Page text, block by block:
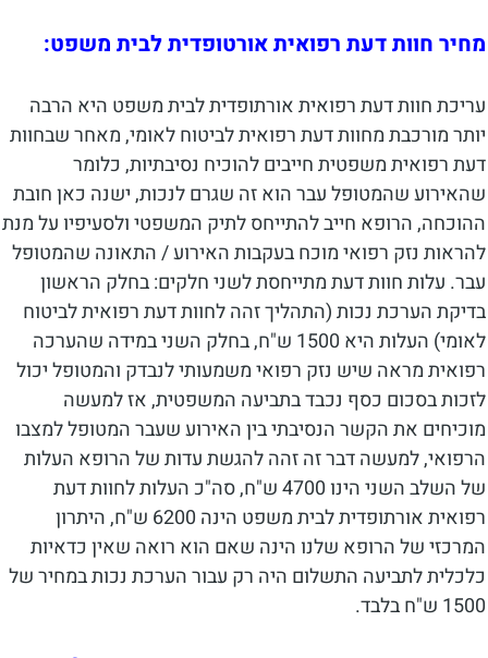
מחיר חוות דעת רפואית אורטופדית לבית משפט:
עריכת חוות דעת רפואית אורתופדית לבית משפט היא הרבה
יותר מורכבת מחוות דעת רפואית לביטוח לאומי, מאחר שבחוות
דעת רפואית משפטית חייבים להוכיח נסיבתיות, כלומר
שהאירוע שהמטופל עבר הוא זה שגרם לנכות, ישנה כאן חובת
ההוכחה, הרופא חייב להתייחס לתיק המשפטי ולסעיפיו על מנת
להראות נזק רפואי מוכח בעקבות האירוע / התאונה שהמטופל
עבר. עלות חוות דעת מתייחסת לשני חלקים: בחלק הראשון
בדיקת הערכת נכות (התהליך זהה לחוות דעת רפואית לביטוח
לאומי) העלות היא 1500 ש"ח, בחלק השני במידה שהערכה
רפואית מראה שיש נזק רפואי משמעותי לנבדק והמטופל יכול
לזכות בסכום כסף נכבד בתביעה המשפטית, אז למעשה
מוכיחים את הקשר הנסיבתי בין האירוע שעבר המטופל למצבו
הרפואי, למעשה דבר זה זהה להגשת עדות של הרופא העלות
של השלב השני הינו 4700 ש"ח, סה"כ העלות לחוות דעת
רפואית אורתופדית לבית משפט הינה 6200 ש"ח, היתרון
המרכזי של הרופא שלנו הינה שאם הוא רואה שאין כדאיות
כלכלית לתביעה התשלום היה רק עבור הערכת נכות במחיר של
1500 ש"ח בלבד.